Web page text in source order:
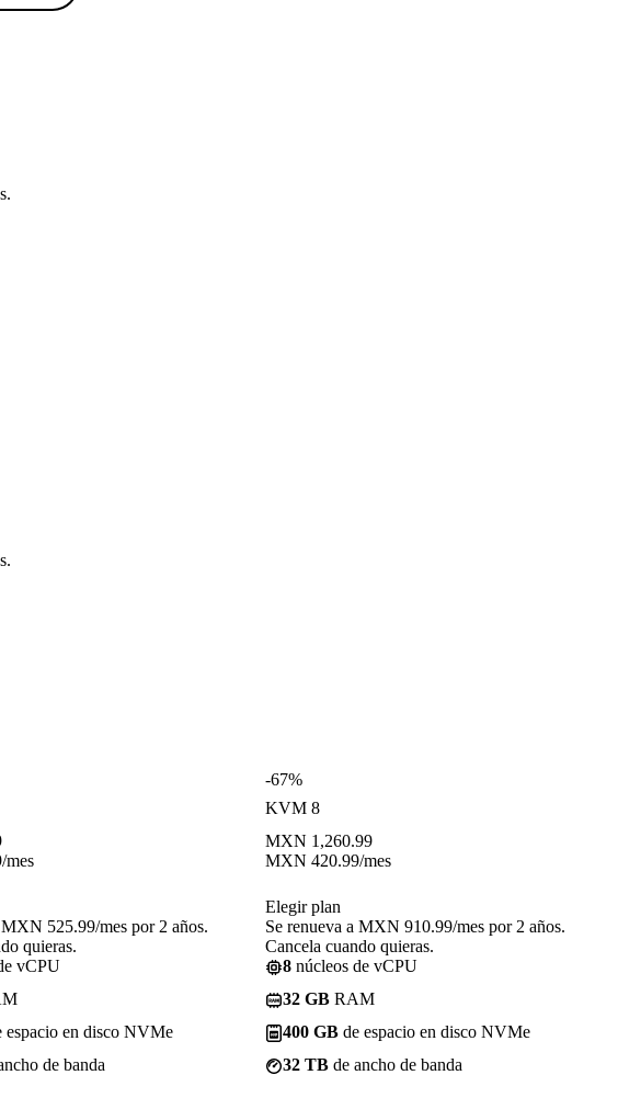
/mes
MXN 525.99/mes por 2 años.
quieras.
vCPU
espacio en disco NVMe
de banda
-67%
KVM 8
MXN 1,260.99
MXN 420.99/mes
Elegir plan
Se renueva a MXN 910.99/mes por 2 años.
Cancela cuando quieras.
8 núcleos de vCPU
32 GB RAM
400 GB de espacio en disco NVMe
32 TB de ancho de banda